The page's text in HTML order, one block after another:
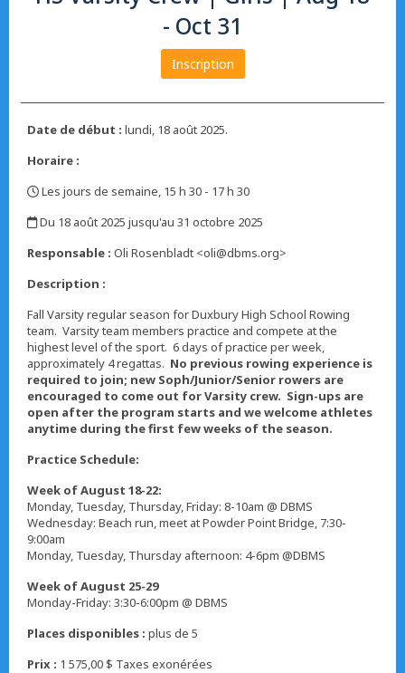
- Oct 31
Inscription
Date de début : lundi, 18 août 2025.
Horaire :
Les jours de semaine, 15 h 30 - 17 h 30
Du 18 août 2025 jusqu'au 31 octobre 2025
Responsable : Oli Rosenbladt <oli@dbms.org>
Description :
Fall Varsity regular season for Duxbury High School Rowing
team. Varsity team members practice and compete at the
highest level of the sport. 6 days of practice per week,
approximately 4 regattas. No previous rowing experience is
required to join; new Soph/Junior/Senior rowers are
encouraged to come out for Varsity crew. Sign-ups are
open after the program starts and we welcome athletes
anytime during the first few weeks of the season.
Practice Schedule:
Week of August 18-22:
Monday, Tuesday, Thursday, Friday: 8-10am @ DBMS
Wednesday: Beach run, meet at Powder Point Bridge, 7:30-
9:00am
Monday, Tuesday, Thursday afternoon: 4-6pm @DBMS
Week of August 25-29
Monday-Friday: 3:30-6:00pm @ DBMS
Places disponibles : plus de 5
Prix : 1 575,00 $ Taxes exonérées